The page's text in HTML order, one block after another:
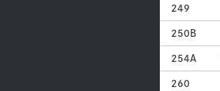
249
250B
254A
260